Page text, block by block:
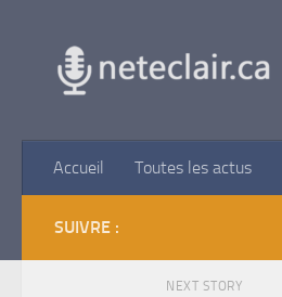
Accueil Toutes les actus
SUIVRE :
NEXT STORY